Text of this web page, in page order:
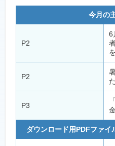
今月の
P2
6
P2
P3
ダウンロード用PDFファイ